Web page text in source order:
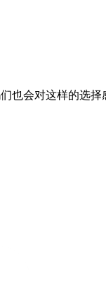
也会对这样的选